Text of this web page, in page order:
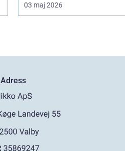
03 maj 2026
Adress